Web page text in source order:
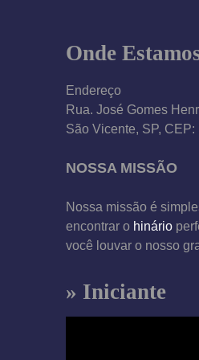
Onde
Endereço
Rua. José Gomes
São Vicente, SP, CEP:
NOSSA MISSÃO
Nossa missão é
encontrar o hinário
você louvar o nosso
» Iniciante